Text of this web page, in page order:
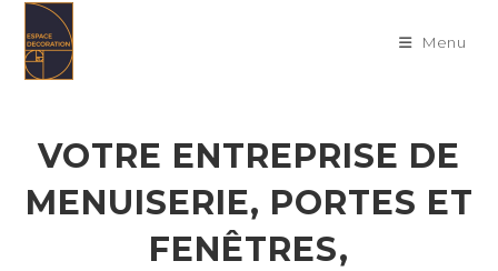
content
Menu
VOTRE ENTREPRISE DE
MENUISERIE, PORTES ET
FENÊTRES,